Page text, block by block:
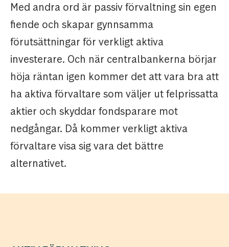
Med andra ord är passiv förvaltning sin egen
fiende och skapar gynnsamma
förutsättningar för verkligt aktiva
investerare. Och när centralbankerna börjar
höja räntan igen kommer det att vara bra att
ha aktiva förvaltare som väljer ut felprissatta
aktier och skyddar fondsparare mot
nedgångar. Då kommer verkligt aktiva
förvaltare visa sig vara det bättre
alternativet.